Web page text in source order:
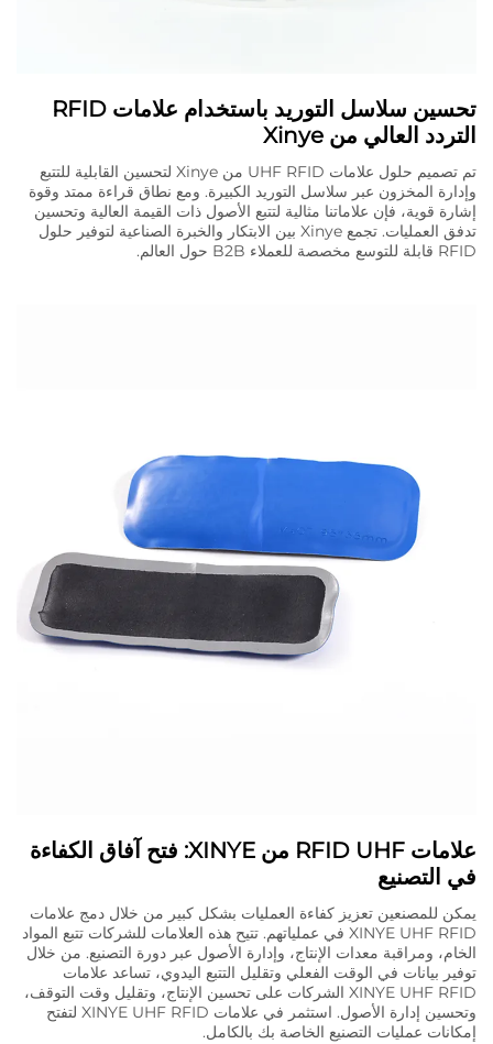
تحسين سلاسل التوريد باستخدام علامات RFID
التردد العالي من Xinye
تم تصميم حلول علامات UHF RFID من Xinye لتحسين القابلية للتتبع
وإدارة المخزون عبر سلاسل التوريد الكبيرة. ومع نطاق قراءة ممتد وقوة
إشارة قوية، فإن علاماتنا مثالية لتتبع الأصول ذات القيمة العالية وتحسين
تدفق العمليات. تجمع Xinye بين الابتكار والخبرة الصناعية لتوفير حلول
RFID قابلة للتوسع مخصصة للعملاء B2B حول العالم.
علامات RFID UHF من XINYE: فتح آفاق الكفاءة
في التصنيع
يمكن للمصنعين تعزيز كفاءة العمليات بشكل كبير من خلال دمج علامات
XINYE UHF RFID في عملياتهم. تتيح هذه العلامات للشركات تتبع المواد
الخام، ومراقبة معدات الإنتاج، وإدارة الأصول عبر دورة التصنيع. من خلال
توفير بيانات في الوقت الفعلي وتقليل التتبع اليدوي، تساعد علامات
XINYE UHF RFID الشركات على تحسين الإنتاج، وتقليل وقت التوقف،
وتحسين إدارة الأصول. استثمر في علامات XINYE UHF RFID لتفتح
إمكانات عمليات التصنيع الخاصة بك بالكامل.